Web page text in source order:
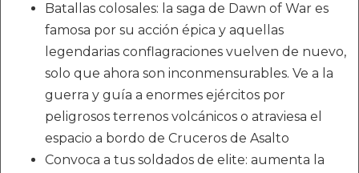
Batallas colosales: la saga de Dawn of War es
famosa por su acción épica y aquellas
legendarias conflagraciones vuelven de nuevo,
solo que ahora son inconmensurables. Ve a la
guerra y guía a enormes ejércitos por
peligrosos terrenos volcánicos o atraviesa el
espacio a bordo de Cruceros de Asalto
Convoca a tus soldados de elite: aumenta la